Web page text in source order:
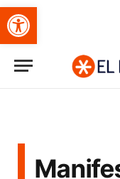
Obre la barra d'eines